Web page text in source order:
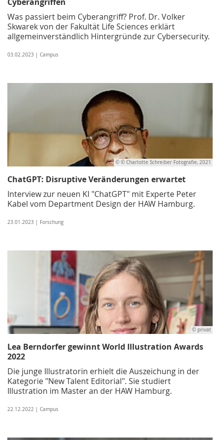
Was passiert beim Cyberangriff? Prof. Dr. Volker
Skwarek von der Fakultät Life Sciences erklärt
allgemeinverständlich Hintergründe zur Cybersecurity.
03.02.2023 | Campus
© © Charlotte Schreiber Fotografie, 2021
ChatGPT: Disruptive Veränderungen erwartet
Interview zur neuen KI "ChatGPT" mit Experte Peter
Kabel vom Department Design der HAW Hamburg.
23.01.2023 | Forschung
© privat
Lea Berndorfer gewinnt World Illustration Awards
2022
Die junge Illustratorin erhielt die Auszeichung in der
Kategorie "New Talent Editorial". Sie studiert
Illustration im Master an der HAW Hamburg.
22.12.2022 | Campus